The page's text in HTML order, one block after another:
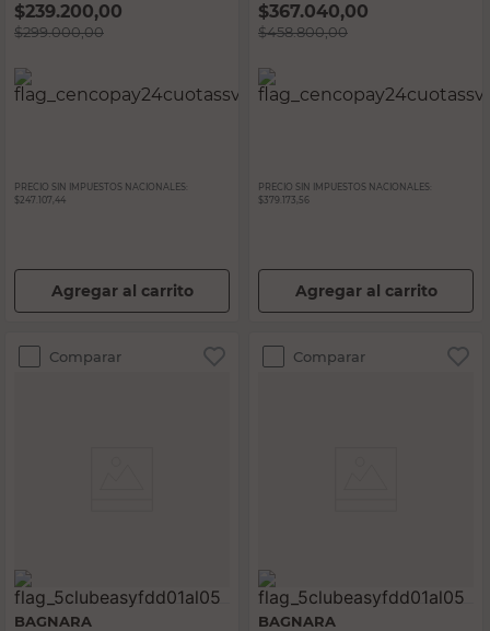
$239.200,00
$299.000,00
PRECIO SIN IMPUESTOS NACIONALES:
$247.107,44
Agregar al carrito
$367.040,00
$458.800,00
PRECIO SIN IMPUESTOS NACIONALES:
$379.173,56
Agregar al carrito
Comparar
BAGNARA
Comparar
BAGNARA